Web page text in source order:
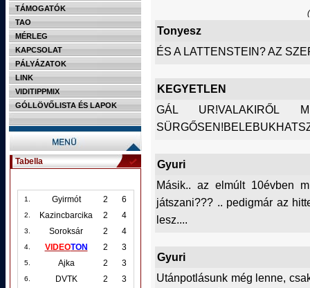
TÁMOGATÓK
TAO
MÉRLEG
KAPCSOLAT
PÁLYÁZATOK
LINK
VIDITIPPMIX
GÓLLÖVŐLISTA ÉS LAPOK
Tabella
1. Gyirmót 2 6
2. Kazincbarcika 2 4
3. Soroksár 2 4
4. VIDEOTON 2 3
5. Ajka 2 3
6. DVTK 2 3
Tonyesz
ÉS A LATTENSTEIN? AZ
KEGYETLEN
GÁL UR!VALAKIRŐL
Gyuri
Másik.. az elmúlt 10évben
játszani??? .. pedigmár az
lesz....
Gyuri
Utánpotlásunk még lenne,